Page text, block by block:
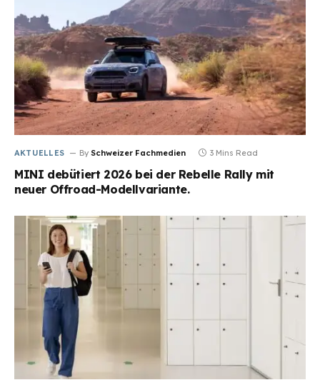
AKTUELLES By Schweizer Fachmedien 3 Mins Read
MINI debütiert 2026 bei der Rebelle Rally mit
neuer Offroad-Modellvariante.